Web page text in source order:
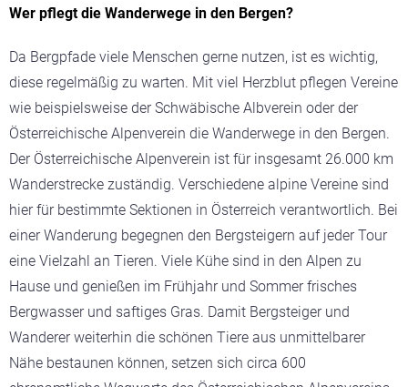
Wer pflegt die Wanderwege in den Bergen?
Da Bergpfade viele Menschen gerne nutzen, ist es wichtig,
diese regelmäßig zu warten. Mit viel Herzblut pflegen Vereine
wie beispielsweise der Schwäbische Albverein oder der
Österreichische Alpenverein die Wanderwege in den Bergen.
Der Österreichische Alpenverein ist für insgesamt 26.000 km
Wanderstrecke zuständig. Verschiedene alpine Vereine sind
hier für bestimmte Sektionen in Österreich verantwortlich. Bei
einer Wanderung begegnen den Bergsteigern auf jeder Tour
eine Vielzahl an Tieren. Viele Kühe sind in den Alpen zu
Hause und genießen im Frühjahr und Sommer frisches
Bergwasser und saftiges Gras. Damit Bergsteiger und
Wanderer weiterhin die schönen Tiere aus unmittelbarer
Nähe bestaunen können, setzen sich circa 600